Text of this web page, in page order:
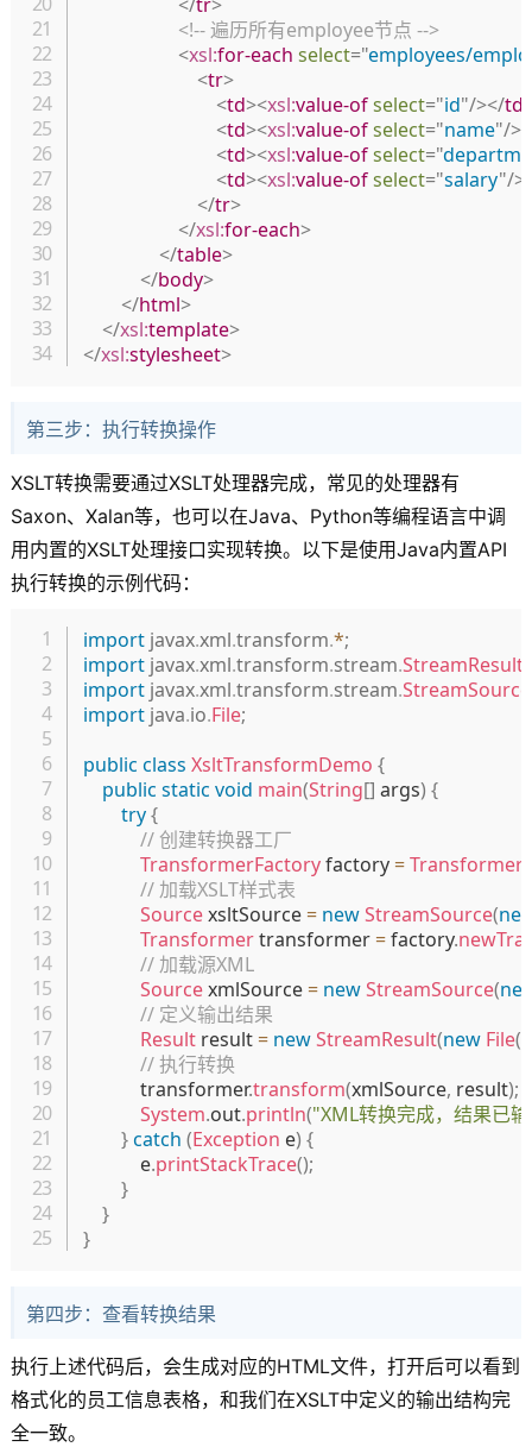
</tr>
<!-- 遍历所有employee节点 -->
<xsl:for-each select="employees/
<tr>
<td><xsl:value-ofselect="id"/></td
<td><xsl:value-ofselect="name"/>
<td><xsl:value-ofselect="
<td><xsl:value-ofselect="salary"/>
</tr>
</xsl:for-each>
</table>
</body>
</html>
</xsl:template>
</xsl:stylesheet>
第三步：执行转换操作
XSLT转换需要通过XSLT处理器完成，常见的处理器有
Saxon、Xalan等，也可以在Java、Python等编程语言中调
用内置的XSLT处理接口实现转换。以下是使用Java内置API
执行转换的示例代码：
import javax.xml.transform.*;
import javax.xml.transform.stream.StreamResult
import javax.xml.transform.stream.StreamSource
import java.io.File;
public class XsltTransformDemo {
public static void main(String[] args) {
try{
// 创建转换器工厂
TransformerFactory factory =
// 加载XSLT样式表
Source xsltSource = newStreamSource(
Transformer transformer = factory.
// 加载源XML
Source xmlSource = newStreamSource(
// 定义输出结果
Result result = newStreamResult(new File(
// 执行转换
            transformer
.transform(xmlSource, result);
System.out.println("XML转换完成，结果已
}catch (Exception e) {
            e
.printStackTrace();
}
}
}
第四步：查看转换结果
执行上述代码后，会生成对应的HTML文件，打开后可以看到
格式化的员工信息表格，和我们在XSLT中定义的输出结构完
全一致。